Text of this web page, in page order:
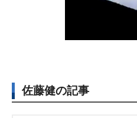
佐藤健の記事